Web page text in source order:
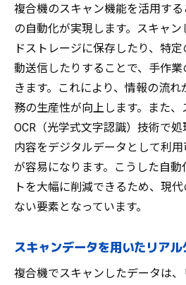
複合機のスキャン機能を活用す
の自動化が実現します。スキャ
ドストレージに保存したり、特
動送信したりすることで、手作
きます。これにより、情報の流
務の生産性が向上します。また、
OCR（光学式文字認識）技術で
内容をデジタルデータとして利
が容易になります。こうした自
トを大幅に削減できるため、現
ない要素となっています。
スキャンデータを用いたリア
複合機でスキャンしたデータは